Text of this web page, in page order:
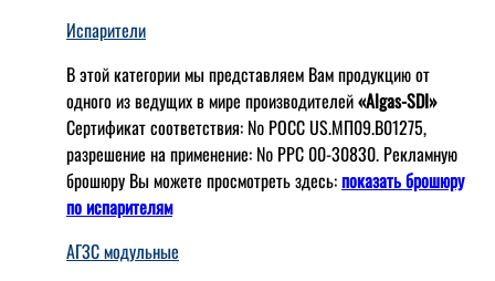
Испарители
В этой категории мы представляем Вам продукцию от
одного из ведущих в мире производителей«Algas-SDI»
Сертификат соответствия: № РОСС US.МП09.В01275,
разрешение на применение: № РРС 00-30830. Рекламную
брошюру Вы можете просмотреть здесь:показать брошюру
по испарителям
АГЗС модульные